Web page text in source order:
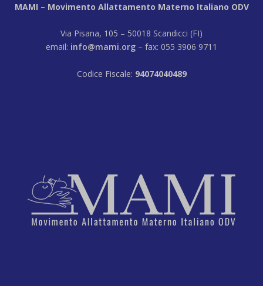
MAMI – Movimento Allattamento Materno Italiano ODV
Via Pisana, 105 – 50018 Scandicci (FI)
email: info@mami.org – fax: 055 3906 9711
Codice Fiscale: 94074040489